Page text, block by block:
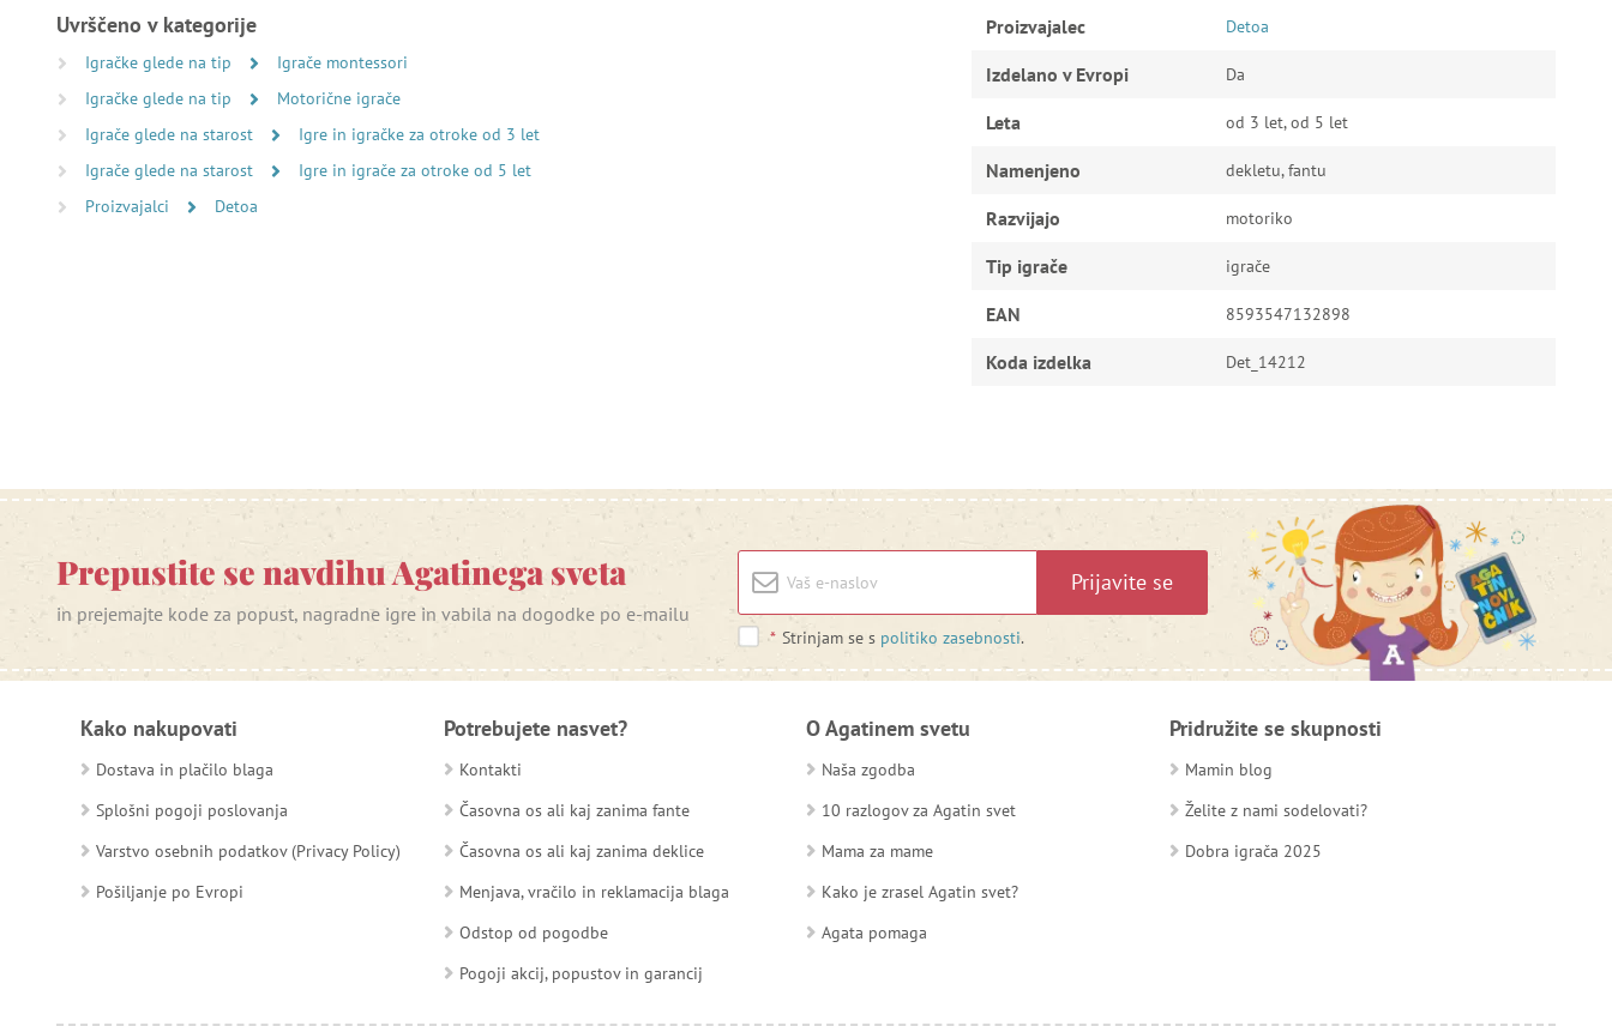
Uvrščeno v kategorije
Igračke glede na tip
Igrače montessori
Igračke glede na tip
Motorične igrače
Igrače glede na starost
Igre in igračke za otroke od 3 let
Igrače glede na starost
Igre in igrače za otroke od 5 let
Proizvajalci
Detoa
Proizvajalec Detoa
Izdelano v Evropi Da
Leta od 3 let, od 5 let
Namenjeno dekletu, fantu
Razvijajo motoriko
Tip igrače igrače
EAN 8593547132898
Koda izdelka Det_14212
Prepustite se navdihu Agatinega sveta
in prejemajte kode za popust, nagradne igre in vabila na dogodke po e-mailu
Prijavite se
* Strinjam se s politiko zasebnosti.
Kako nakupovati
Dostava in plačilo blaga
Splošni pogoji poslovanja
Varstvo osebnih podatkov (Privacy Policy)
Pošiljanje po Evropi
Potrebujete nasvet?
Kontakti
Časovna os ali kaj zanima fante
Časovna os ali kaj zanima deklice
Menjava, vračilo in reklamacija blaga
Odstop od pogodbe
Pogoji akcij, popustov in garancij
O Agatinem svetu
Naša zgodba
10 razlogov za Agatin svet
Mama za mame
Kako je zrasel Agatin svet?
Agata pomaga
Pridružite se skupnosti
Mamin blog
Želite z nami sodelovati?
Dobra igrača 2025